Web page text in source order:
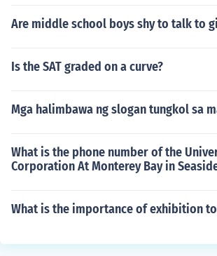
Are middle school boys shy to talk to
Is the SAT graded on a curve?
Mga halimbawa ng slogan tungkol sa
What is the phone number of the
Corporation At Monterey Bay in
What is the importance of exhibition